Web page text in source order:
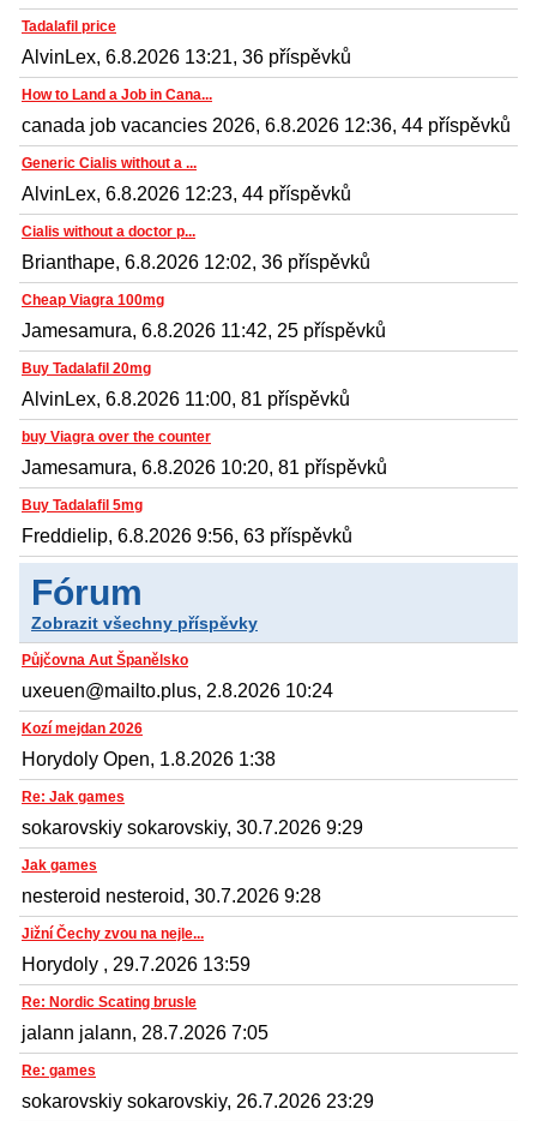
Tadalafil price
AlvinLex, 6.8.2026 13:21, 36 příspěvků
How to Land a Job in Cana...
canada job vacancies 2026, 6.8.2026 12:36, 44 příspěvků
Generic Cialis without a ...
AlvinLex, 6.8.2026 12:23, 44 příspěvků
Cialis without a doctor p...
Brianthape, 6.8.2026 12:02, 36 příspěvků
Cheap Viagra 100mg
Jamesamura, 6.8.2026 11:42, 25 příspěvků
Buy Tadalafil 20mg
AlvinLex, 6.8.2026 11:00, 81 příspěvků
buy Viagra over the counter
Jamesamura, 6.8.2026 10:20, 81 příspěvků
Buy Tadalafil 5mg
Freddielip, 6.8.2026 9:56, 63 příspěvků
Fórum
Zobrazit všechny příspěvky
Půjčovna Aut Španělsko
uxeuen@mailto.plus, 2.8.2026 10:24
Kozí mejdan 2026
Horydoly Open, 1.8.2026 1:38
Re: Jak games
sokarovskiy sokarovskiy, 30.7.2026 9:29
Jak games
nesteroid nesteroid, 30.7.2026 9:28
Jižní Čechy zvou na nejle...
Horydoly , 29.7.2026 13:59
Re: Nordic Scating brusle
jalann jalann, 28.7.2026 7:05
Re: games
sokarovskiy sokarovskiy, 26.7.2026 23:29